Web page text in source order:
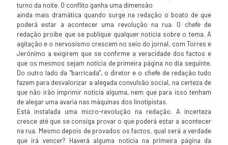
turno da noite. O conflito ganha uma dimensão
ainda mais dramática quando surge na redação o boato de que
poderá estar a acontecer uma revolução na rua. O chefe de
redação proíbe que se publique qualquer notícia sobre o tema. A
agitação e o nervosismo crescem no seio do jornal, com Torres e
Jerónimo a exigirem que se confirme a veracidade dos factos e
que os mesmos sejam notícia de primeira página no dia seguinte.
Do outro lado da “barricada”, o diretor e o chefe de redação tudo
fazem para desvalorizar a alegada convulsão social, na certeza de
que não irão imprimir notícia alguma, nem que para isso tenham
de alegar uma avaria nas máquinas dos linotipistas.
Está instalada uma micro-revolução na redação. A incerteza
cresce até que se consiga provar o que poderá estar a acontecer
na rua. Mesmo depois de provados os factos, qual será a verdade
que irá vencer? Haverá alguma notícia na primeira página da